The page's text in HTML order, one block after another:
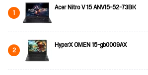
1 Acer Nitro V 15 ANV15-52-73BK
2 HyperX OMEN 15-gb0009AX